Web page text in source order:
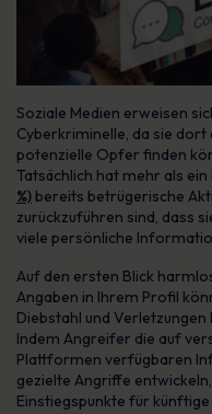
Soziale Medien erweisen
Cyberkriminelle, da sie
potenzielle Opfer finden
Tatsächlich hat mehr als
%)bereits betrügerische
zurückzuführen sind, dass
viele persönliche
Auf den ersten Blick
Angaben in Ihrem Profil
Diebstahl und
Indem Angreifer die auf
Plattformen verfügbaren
gezielte Angriffe
Einstiegspunkte für